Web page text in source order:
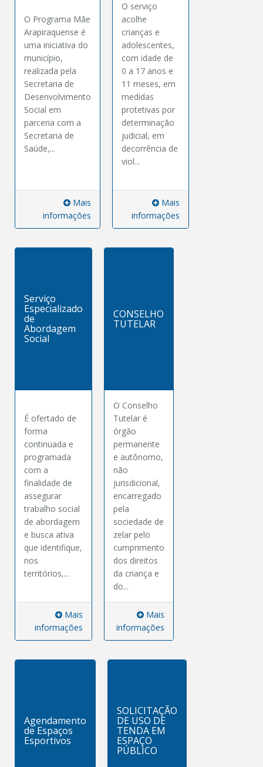
O Programa Mãe
Arapiraquense é
uma iniciativa do
município,
realizada pela
Secretaria de
Desenvolvimento
Social em
parceria com a
Secretaria de
Saúde,...
Mais
informações
O serviço
acolhe
crianças e
adolescentes,
com idade de
0 a 17 anos e
11 meses, em
medidas
protetivas por
determinação
judicial, em
decorrência de
viol...
Mais
informações
Serviço
Especializado
de
Abordagem
Social
É ofertado de
forma
continuada e
programada
com a
finalidade de
assegurar
trabalho social
de abordagem
e busca ativa
que identifique,
nos
territórios,...
Mais
informações
CONSELHO
TUTELAR
O Conselho
Tutelar é
órgão
permanente
e autônomo,
não
jurisdicional,
encarregado
pela
sociedade de
zelar pelo
cumprimento
dos direitos
da criança e
do...
Mais
informações
Agendamento
de Espaços
Esportivos
SOLICITAÇÃO
DE USO DE
TENDA EM
ESPAÇO
PÚBLICO